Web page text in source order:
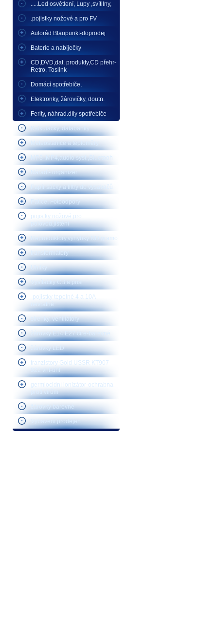
.....Led osvětlení, Lupy ,svítilny,
.pojistky nožové a pro FV
Autorád Blaupunkt-doprodej
Baterie a nabíječky
CD,DVD,dat. produkty,CD přehr-
Retro, Toslink
Domácí spotřebiče,
Elektronky, žárovičky, doutn.
Ferity, náhrad.díly spotřebiče
Kalkulačky, databanky
Meteostanice a teploměry
MP3 ,MP4,audio syst.,Bluetooh
Nářadí- organizér
Papír sáčky a filtry do vysavačů
Patice, Fotoodpory
pojistky nožové pro
polovod.jištění
Reproduktory,vyhybky ND gramo
transformátory
Uhlíky
Vysílačky CB a přísl
-pojistky tepelné 4 a 10A
nevratné
sirenky, ventilátory
žárovky E14 E27 čiré-barevné
žárovky LED
tranzistory Gold USSR KT907-
922 vhf-uhf
germiocidní ionizátor-ochrabna
proti virům
žárovky barevné
Vybavení prodejen